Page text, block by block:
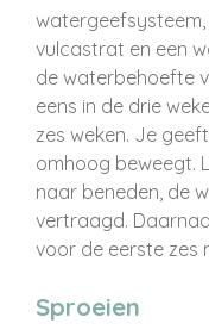
vulcastrat en een
de waterbehoefte
eens in de drie
zes weken. Je
omhoog beweegt.
naar beneden, de
vertraagd.
voor de eerste zes
Sproeien